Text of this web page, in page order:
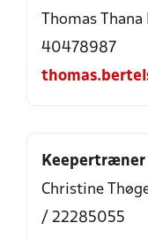
Thomas
40478987
Keepertræner
Christine
/ 22285055